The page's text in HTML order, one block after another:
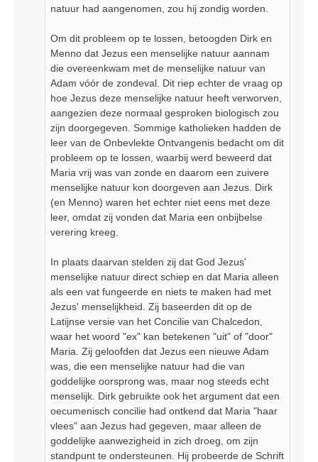
natuur had aangenomen, zou hij zondig worden.
Om dit probleem op te lossen, betoogden Dirk en
Menno dat Jezus een menselijke natuur aannam
die overeenkwam met de menselijke natuur van
Adam vóór de zondeval. Dit riep echter de vraag op
hoe Jezus deze menselijke natuur heeft verworven,
aangezien deze normaal gesproken biologisch zou
zijn doorgegeven. Sommige katholieken hadden de
leer van de Onbevlekte Ontvangenis bedacht om dit
probleem op te lossen, waarbij werd beweerd dat
Maria vrij was van zonde en daarom een zuivere
menselijke natuur kon doorgeven aan Jezus. Dirk
(en Menno) waren het echter niet eens met deze
leer, omdat zij vonden dat Maria een onbijbelse
verering kreeg.
In plaats daarvan stelden zij dat God Jezus'
menselijke natuur direct schiep en dat Maria alleen
als een vat fungeerde en niets te maken had met
Jezus' menselijkheid. Zij baseerden dit op de
Latijnse versie van het Concilie van Chalcedon,
waar het woord "ex" kan betekenen "uit" of "door"
Maria. Zij geloofden dat Jezus een nieuwe Adam
was, die een menselijke natuur had die van
goddelijke oorsprong was, maar nog steeds echt
menselijk. Dirk gebruikte ook het argument dat een
oecumenisch concilie had ontkend dat Maria "haar
vlees" aan Jezus had gegeven, maar alleen de
goddelijke aanwezigheid in zich droeg, om zijn
standpunt te ondersteunen. Hij probeerde de Schrift